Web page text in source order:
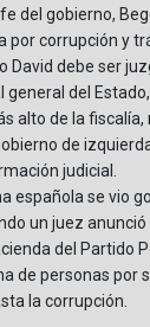
del gobierno,
por corrupción y
David debe ser
general del
alto de la fiscalía,
de
judicial.
española se vio
un juez
del Partido
de personas por
la corrupción.